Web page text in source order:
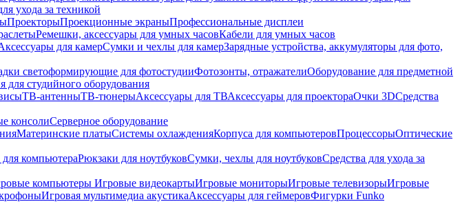
ухода за техникой
ПроекторыПроекционные экраныПрофессиональные дисплеи
Ремешки, аксессуары для умных часовКабели для умных часов
для камерСумки и чехлы для камерЗарядные устройства, аккумуляторы для фото,
светоформирующие для фотостудииФотозонты, отражателиОборудование для предметной
для студийного оборудования
ТВ-антенныТВ-тюнерыАксессуары для ТВАксессуары для проектораОчки 3DСредства
консолиСерверное оборудование
Материнские платыСистемы охлажденияКорпуса для компьютеровПроцессорыОптические
компьютераРюкзаки для ноутбуковСумки, чехлы для ноутбуковСредства для ухода за
компьютеры Игровые видеокартыИгровые мониторыИгровые телевизорыИгровые
Игровая мультимедиа акустикаАксессуары для геймеровФигурки Funko